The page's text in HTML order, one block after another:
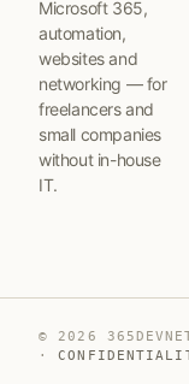
Microsoft 365,
automation,
websites and
networking — for
freelancers and
small companies
without in-house
IT.
© 2026
·